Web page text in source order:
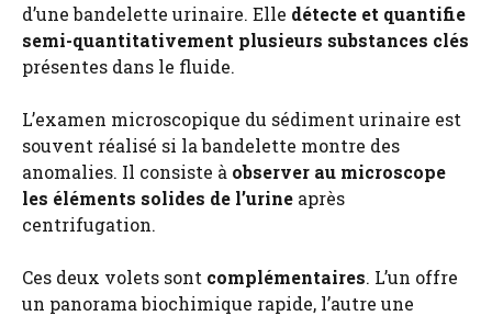
d’une bandelette urinaire. Elle détecte et quantifie
semi-quantitativement plusieurs substances clés
présentes dans le fluide.
L’examen microscopique du sédiment urinaire est
souvent réalisé si la bandelette montre des
anomalies. Il consiste à observer au microscope
les éléments solides de l’urine après
centrifugation.
Ces deux volets sont complémentaires. L’un offre
un panorama biochimique rapide, l’autre une